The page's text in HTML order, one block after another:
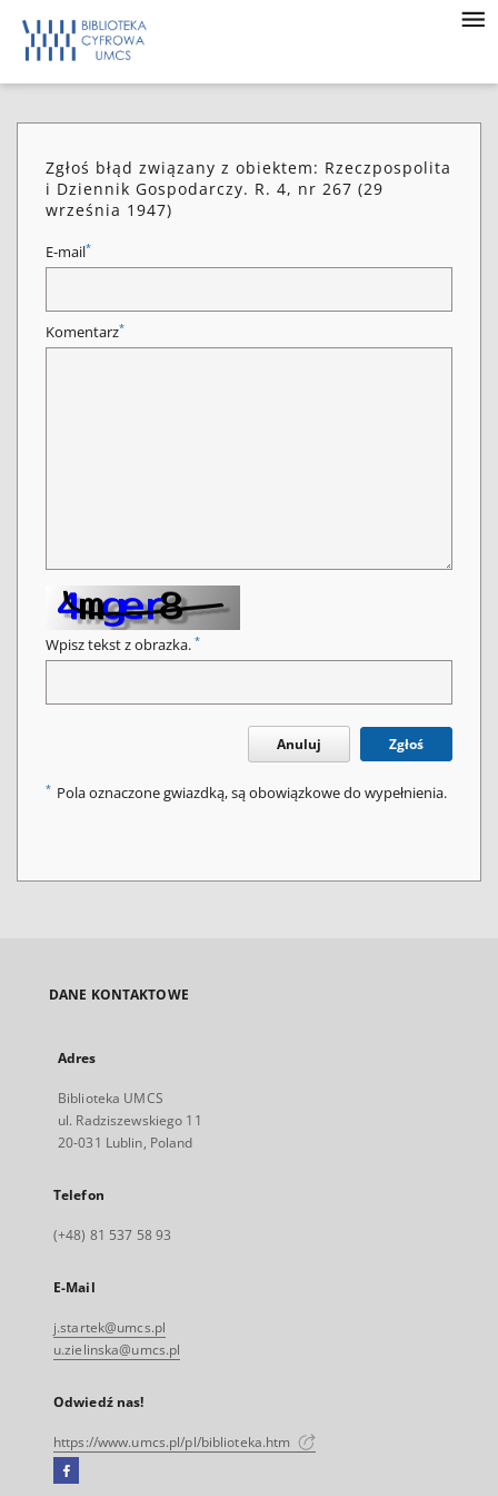
Zgłoś błąd związany z obiektem: Rzeczpospolita
i Dziennik Gospodarczy. R. 4, nr 267 (29
września 1947)
E-mail*
Komentarz*
Wpisz tekst z obrazka. *
Anuluj Zgłoś
* Pola oznaczone gwiazdką, są obowiązkowe do wypełnienia.
DANE KONTAKTOWE
Adres
Biblioteka UMCS
ul. Radziszewskiego 11
20-031 Lublin, Poland
Telefon
(+48) 81 537 58 93
E-Mail
j.startek@umcs.pl
u.zielinska@umcs.pl
Odwiedź nas!
https://www.umcs.pl/pl/biblioteka.htm
Facebook